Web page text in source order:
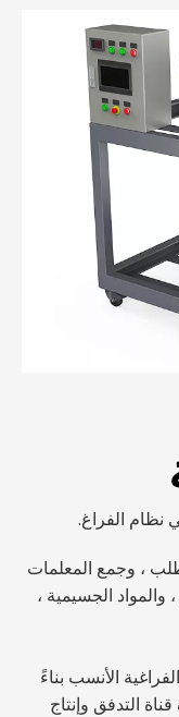
، وجمع المعلمات
الجسيمية ،
الأنسب بناءً
التدفق وإنتاج